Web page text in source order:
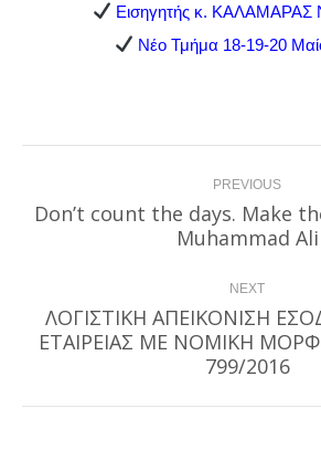
Εισηγητής κ.
Νέο Τμήμα 18-19-20
navigation PREVIOUS
Previous
post:
Don’t count the days. Make
Μuhammad Ali
NEXT
Next
post:
ΛΟΓΙΣΤΙΚΗ ΑΠΕΙΚΟΝΙΣΗ
ΕΤΑΙΡΕΙΑΣ ΜΕ ΝΟΜΙΚΗ
799/2016